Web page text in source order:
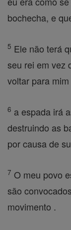
bochecha, e
5 Ele não terá
seu rei em vez
voltar para mim
6 a espada irá
destruindo as
por causa de
7 O meu povo
são
movimento .